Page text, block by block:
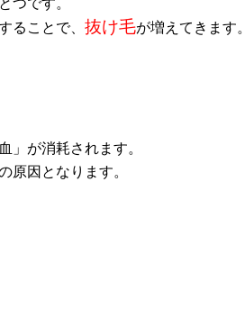
ることで、 抜け毛が増えてきます。
」が消耗されます。
原因となります。